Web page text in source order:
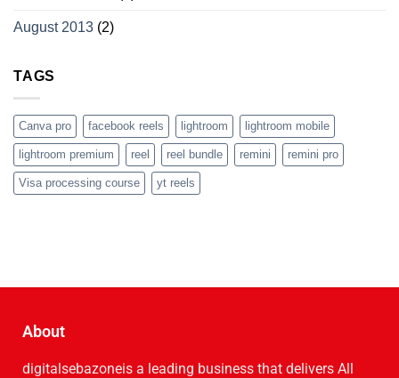
August 2013 (2)
TAGS
Canva pro facebook reels lightroom lightroom mobile
lightroom premium reel reel bundle remini remini pro
Visa processing course yt reels
About
digitalsebazoneis a leading business that delive­rs All